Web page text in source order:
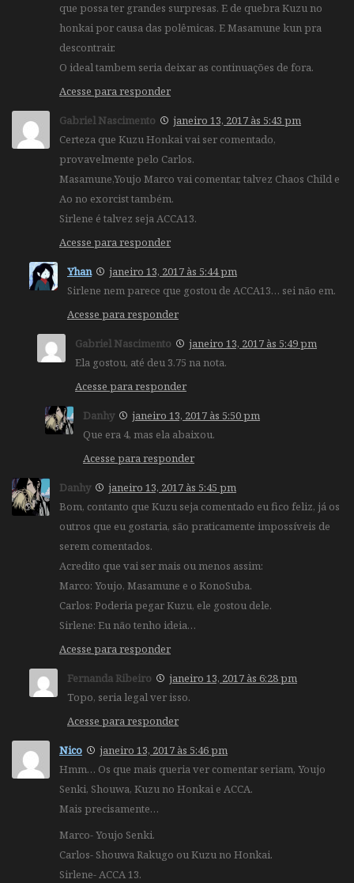
que possa ter grandes surpresas. E de quebra Kuzu no
honkai por causa das polêmicas. E Masamune kun pra
descontrair.
O ideal tambem seria deixar as continuações de fora.
Acesse para responder
Gabriel Nascimento
janeiro 13, 2017 às 5:43 pm
Certeza que Kuzu Honkai vai ser comentado,
provavelmente pelo Carlos.
Masamune,Youjo Marco vai comentar, talvez Chaos Child e
Ao no exorcist também.
Sirlene é talvez seja ACCA13.
Acesse para responder
Yhan
janeiro 13, 2017 às 5:44 pm
Sirlene nem parece que gostou de ACCA13… sei não em.
Acesse para responder
Gabriel Nascimento
janeiro 13, 2017 às 5:49 pm
Ela gostou, até deu 3.75 na nota.
Acesse para responder
Danhy
janeiro 13, 2017 às 5:50 pm
Que era 4, mas ela abaixou.
Acesse para responder
Danhy
janeiro 13, 2017 às 5:45 pm
Bom, contanto que Kuzu seja comentado eu fico feliz, já os
outros que eu gostaria, são praticamente impossíveis de
serem comentados.
Acredito que vai ser mais ou menos assim:
Marco: Youjo, Masamune e o KonoSuba.
Carlos: Poderia pegar Kuzu, ele gostou dele.
Sirlene: Eu não tenho ideia…
Acesse para responder
Fernanda Ribeiro
janeiro 13, 2017 às 6:28 pm
Topo, seria legal ver isso.
Acesse para responder
Nico
janeiro 13, 2017 às 5:46 pm
Hmm… Os que mais queria ver comentar seriam, Youjo
Senki, Shouwa, Kuzu no Honkai e ACCA.
Mais precisamente…
Marco- Youjo Senki.
Carlos- Shouwa Rakugo ou Kuzu no Honkai.
Sirlene- ACCA 13.